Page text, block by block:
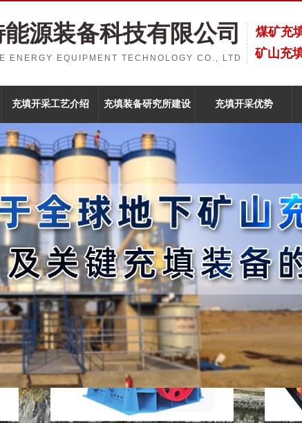
源装备科技有限公司
ENERGY EQUIPMENT TECHNOLOGY CO., LTD
煤矿充
矿山充
充填开采工艺介绍 充填装备研究所建设 充填开采优势